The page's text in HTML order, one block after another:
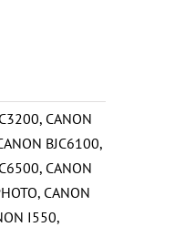
, CANON
BJC6100,
, CANON
, CANON
I550,